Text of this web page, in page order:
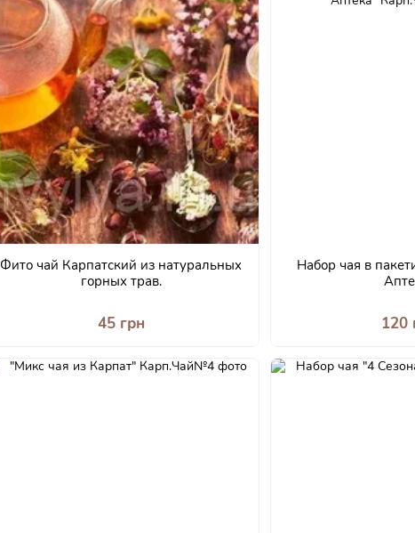
Фито чай Карпатский из натуральных
горных трав.
45 грн
Набор чая в
120